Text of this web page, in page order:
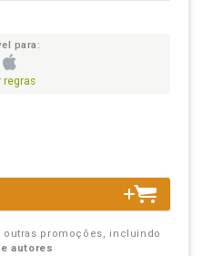
para:
regras
promoções, incluindo
autores